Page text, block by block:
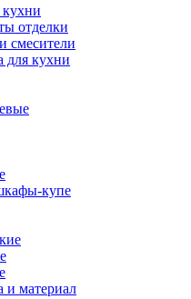
кухни
отделки
смесители
для кухни
купе
и материал